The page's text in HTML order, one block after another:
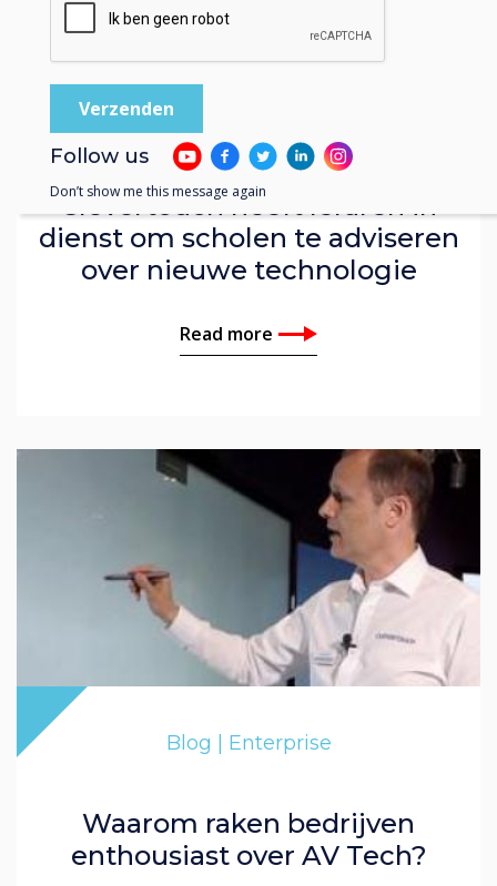
Clevertouch heeft leraren in
dienst om scholen te adviseren
over nieuwe technologie
Read more
Blog | Enterprise
Waarom raken bedrijven
enthousiast over AV Tech?
Follow us
Don’t show me this message again